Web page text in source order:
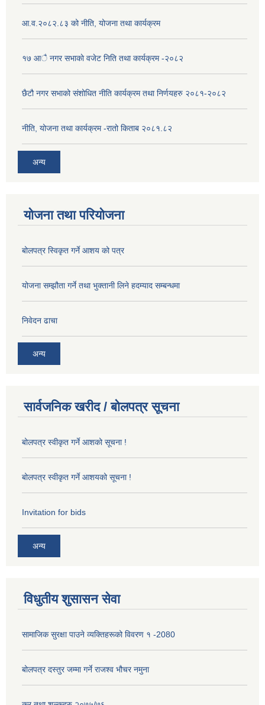
आ.व.२०८२.८३ को नीति, योजना तथा कार्यक्रम
१७ आै नगर सभाकाे वजेट निति तथा कार्यक्रम -२०८२
छैटौ नगर सभाको संशोधित नीति कार्यक्रम तथा निर्णयहरु २०८१-२०८२
नीति, योजना तथा कार्यक्रम -रातो किताब २०८१.८२
अन्य
योजना तथा परियोजना
बोलपत्र स्विकृत गर्ने आशय को पत्र
योजना सम्झौता गर्ने तथा भुक्तानी लिने हदम्याद सम्बन्धमा
निवेदन ढाचा
अन्य
सार्वजनिक खरीद / बोलपत्र सूचना
बोलपत्र स्वीकृत गर्ने आशको सूचना !
बोलपत्र स्वीकृत गर्ने आशयको सूचना !
Invitation for bids
अन्य
विधुतीय शुसासन सेवा
सामाजिक सुरक्षा पाउने व्यक्तिहरूको विवरण १ -2080
बोलपत्र दस्तुर जम्मा गर्ने राजश्व भौचर नमुना